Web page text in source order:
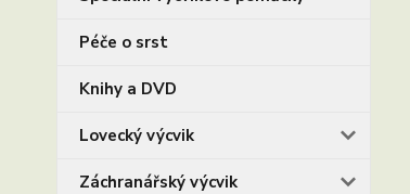
Péče o srst
Knihy a DVD
Lovecký výcvik
Záchranářský výcvik